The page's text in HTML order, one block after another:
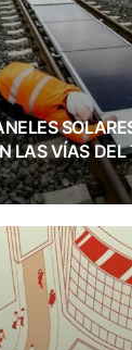
LAS VÍAS DEL